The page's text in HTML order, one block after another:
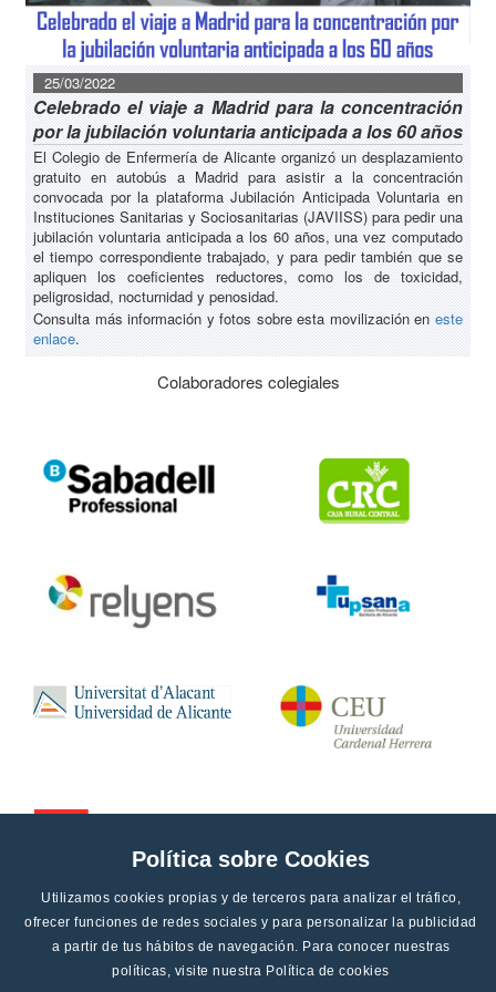
Política sobre Cookies
Utilizamos cookies propias y de terceros para analizar el tráfico,
ofrecer funciones de redes sociales y para personalizar la publicidad
a partir de tus hábitos de navegación. Para conocer nuestras
políticas, visite nuestra Política de cookies
25/03/2022
Celebrado el viaje a Madrid para la concentración
por la jubilación voluntaria anticipada a los 60 años
El Colegio de Enfermería de Alicante organizó un desplazamiento
gratuito en autobús a Madrid para asistir a la concentración
convocada por la plataforma Jubilación Anticipada Voluntaria en
Instituciones Sanitarias y Sociosanitarias (JAVIISS) para pedir una
jubilación voluntaria anticipada a los 60 años, una vez computado
el tiempo correspondiente trabajado, y para pedir también que se
apliquen los coeficientes reductores, como los de toxicidad,
peligrosidad, nocturnidad y penosidad.
Consulta más información y fotos sobre esta movilización en este
enlace.
Colaboradores colegiales